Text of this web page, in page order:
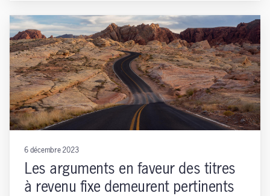
6 décembre 2023
Les arguments en faveur des titres
à revenu fixe demeurent pertinents